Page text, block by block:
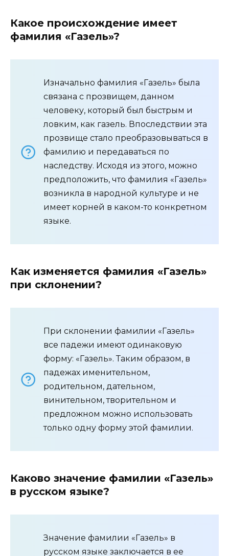
Какое происхождение имеет
фамилия «Газель»?
Изначально фамилия «Газель» была
связана с прозвищем, данном
человеку, который был быстрым и
ловким, как газель. Впоследствии эта
прозвище стало преобразовываться в
фамилию и передаваться по
наследству. Исходя из этого, можно
предположить, что фамилия «Газель»
возникла в народной культуре и не
имеет корней в каком-то конкретном
языке.
Как изменяется фамилия «Газель»
при склонении?
При склонении фамилии «Газель»
все падежи имеют одинаковую
форму: «Газель». Таким образом, в
падежах именительном,
родительном, дательном,
винительном, творительном и
предложном можно использовать
только одну форму этой фамилии.
Каково значение фамилии «Газель»
в русском языке?
Значение фамилии «Газель» в
русском языке заключается в ее